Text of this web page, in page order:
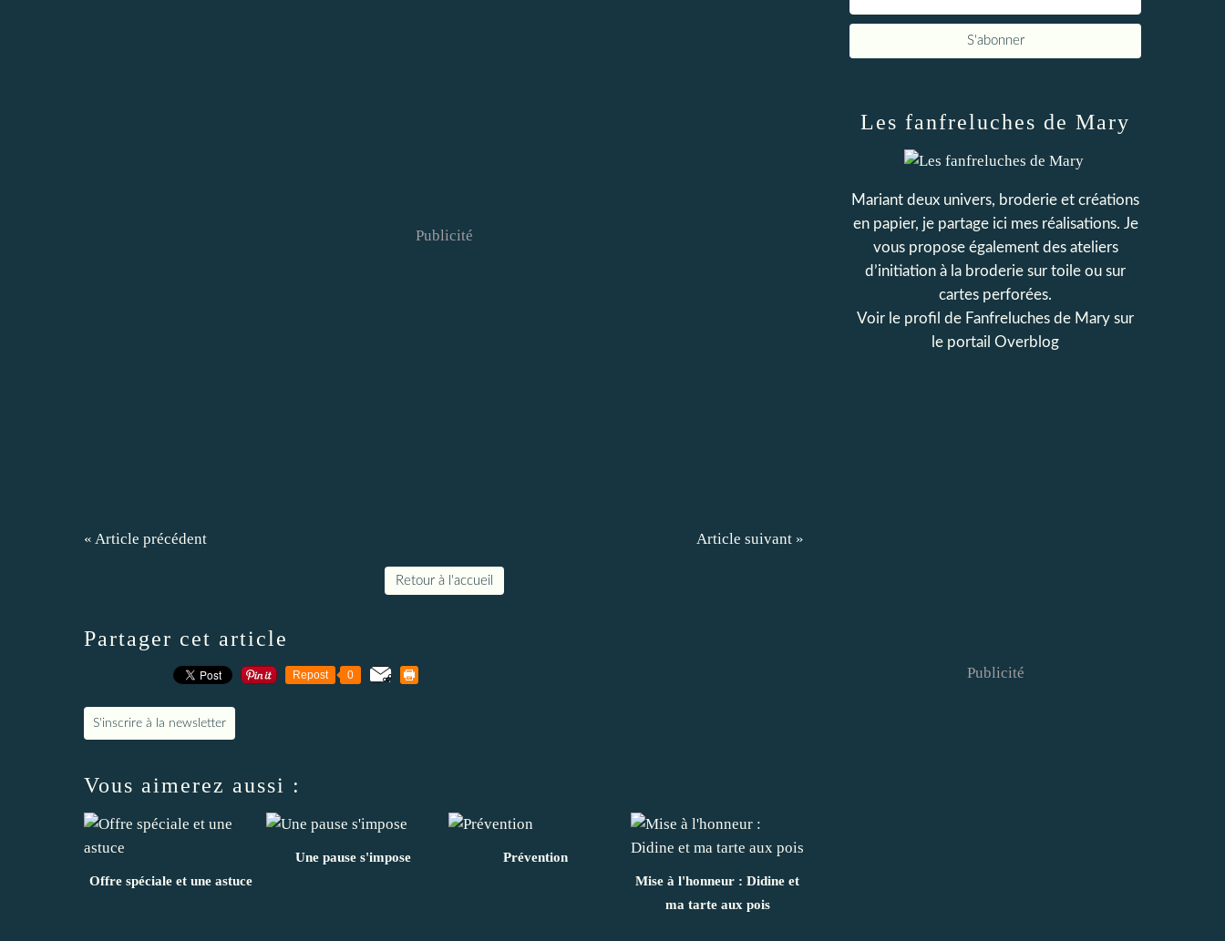
Publicité
« Article précédent Article suivant »
Retour à l'accueil
Partager cet article
Repost 0
S'inscrire à la newsletter
Vous aimerez aussi :
Offre spéciale et une astuce
Une pause s'impose
Prévention
Mise à l'honneur : Didine et
ma tarte aux pois
Les fanfreluches de Mary
Mariant deux univers, broderie et créations
en papier, je partage ici mes réalisations. Je
vous propose également des ateliers
d’initiation à la broderie sur toile ou sur
cartes perforées.
Voir le profil de Fanfreluches de Mary sur
le portail Overblog
Publicité